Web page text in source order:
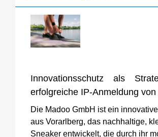
Innovationsschutz als
erfolgreiche IP-Anmeldung
Die Madoo GmbH ist ein
aus Vorarlberg, das nachhaltige,
Sneaker entwickelt, die durch ihr